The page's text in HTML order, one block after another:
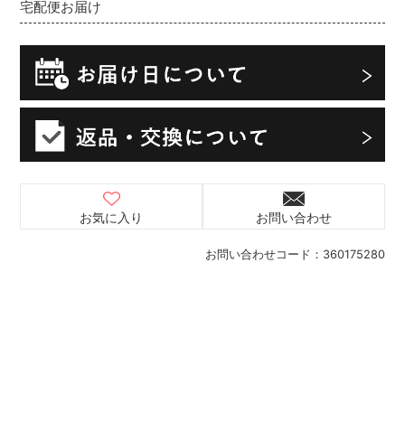
お問い合わせコード： 360175280
宅配便お届け
お気に入り お問い合わせ